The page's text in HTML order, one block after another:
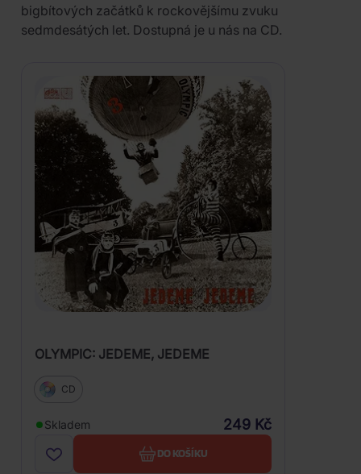
bigbítových začátků k rockovějšímu zvuku
sedmdesátých let. Dostupná je u nás na CD.
OLYMPIC: JEDEME, JEDEME
CD
Skladem 249 Kč
DO KOŠÍKU